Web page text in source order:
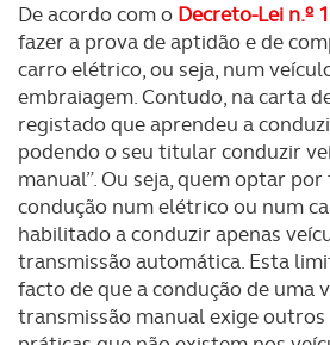
De acordo com o Decreto-Lei n.º
fazer a prova de aptidão e de
carro elétrico, ou seja, num
embraiagem. Contudo, na carta
registado que aprendeu a
podendo o seu titular conduzir
manual”. Ou seja, quem optar
condução num elétrico ou num
habilitado a conduzir apenas
transmissão automática. Esta
facto de que a condução de uma
transmissão manual exige